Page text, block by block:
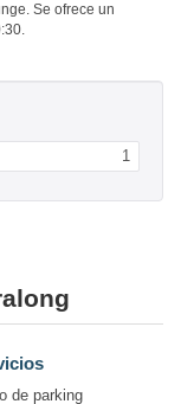
Se ofrece un
1
de parking